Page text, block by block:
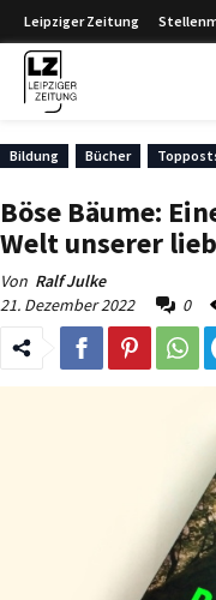
Leipziger Zeitung
Bildung Bücher
Böse Bäume:
Welt unserer
Von Ralf Julke
21. Dezember 2022
0